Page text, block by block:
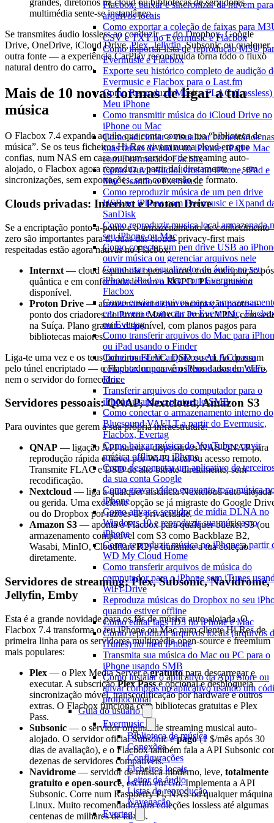
Flacbox: baixar e sincronizar da nuvem para
arquivos locais
Como exportar a coleção de faixas para
CSV e TXT no Evermusic e Flacbox
Como importar lista de reprodução M3U
Evermusic e Flacbox
Exporte seu histórico completo de audição
Evermusic e Flacbox para o Last.fm
Como Reproduzir Música FLAC (Lossless)
Meu iPhone
Como transmitir música do iCloud Drive no
iPhone ou Mac
Como adicionar e visualizar comentários nas
suas faixas de áudio no iPhone, iPad e Mac
com Evermusic e Flacbox
Como Ouvir Audiolivros no iPhone, iPad e
Mac Usando o Evermusic
Como reproduzir música de um pen drive
USB no iPhone com Evermusic e iXpand
SanDisk
Como reproduzir musica local armazenada
seu iPhone ou Mac
Como conectar um pen drive USB ao
ouvir música ou gerenciar arquivos nele
Como usar o equalizador de áudio no seu
iPhone, iPad ou Mac com Evermusic e
Flacbox
Como enviar arquivos para o
em nuvem e conectar ao Evermusic,
ou Evertag
Como transferir arquivos do Mac para
ou iPad usando o Finder
Como transferir arquivos sem fio de um
computador para um iPhone usando WiFi-
Drive
Transferir arquivos do computador para o
iPhone usando o protocolo SMB
Como conectar o armazenamento interno do
Bluesound VAULT a partir do Evermusic,
Flacbox, Evertag
Como baixar música do YouTube e ouvir
música offline no iPhone
Como desconectar um aplicativo de
da sua conta Google
Como gravar vídeo enquanto toca música
iPhone
Como ativar o servidor de mídia DLNA no
Windows 10 e reproduzir sua música no
iPhone
Como reproduzir música no iPhone a partir
WD My Cloud Home
Como transferir arquivos de música do
computador para o iPhone sem iTunes
WiFi-Drive
Reproduza músicas do Dropbox no seu
quando estiver offline
Como editar tags ID3 no iPhone e Mac
Como reproduzir arquivos locais (arquivos
iTunes) no meu iPhone
Transmita sua música do Mac ou PC para o
iPhone usando SMB
Como instalar o aplicativo da App Store ou
ativar compras no aplicativo usando um
promocional
Guia do usuário
Evermusic
Biblioteca de música
Conexões
Configurações
Ficheiros locais
Leitor de áudio
Listas de reprodução
Navegação
Evertag
grandes, diretórios na cloud ou bibliotecas de servidores
multimédia sente-se instantâneo.
Se transmites áudio lossless ao conduzir — do Dropbox, Google
Drive, OneDrive, iCloud Drive,Plex,Jellyfin, Subsonic ou qualquer
outra fonte — a experiência CarPlay reconstruída torna todo o fluxo
natural dentro do carro.
Mais de 10 novas formas de ligar a tua
música
O Flacbox 7.4 expande aquilo que conta como a tua “biblioteca de
música”. Se os teus ficheiros Hi-Res vivem numa cloud em que
confias, num NAS em casa ou num servidor de streaming auto-
alojado, o Flacbox agora reproduz a partir daí diretamente — sem
sincronizações, sem exportações, sem conversão de formato.
Clouds privadas: Internxt e Proton Drive
Se a encriptação ponto-a-ponto e o armazenamento de conhecimento
zero são importantes para ti, duas das clouds privacy-first mais
respeitadas estão agora nativas no Flacbox:
Internxt — cloud espanhola open-source, com encriptação
quântica e em conformidade com o RGPD. Plano gratuito
disponível.
Proton Drive — armazenamento com encriptação ponto-a-
ponto dos criadores do Proton Mail e do Proton VPN, com
na Suíça. Plano gratuito disponível, com planos pagos para
bibliotecas maiores.
Liga-te uma vez e os teus ficheiros FLAC, DSD ou ALAC passam
pelo túnel encriptado — o Flacbox nunca vê os teus dados em claro,
nem o servidor do fornecedor.
Servidores pessoais: QNAP, Nextcloud, Amazon S3
Para ouvintes que gerem a sua própria infraestrutura:
QNAP — ligação API nativa a dispositivos NAS QNAP para
reprodução rápida e fiável por Wi-Fi local ou acesso remoto.
Transmite FLAC e DSD de alto bitrate diretamente, sem
recodificação.
Nextcloud — liga a qualquer instância Nextcloud auto-alojada
ou gerida. Uma excelente opção se já migraste do Google
ou do Dropbox por razões de privacidade.
Amazon S3 — aponta o Flacbox para qualquer bucket S3 (ou
armazenamento compatível com S3 como Backblaze B2,
Wasabi, MinIO, Cloudflare R2) e transmite a tua coleção
diretamente.
Servidores de streaming: Plex, Subsonic, Navidrome,
Jellyfin, Emby
Esta é a grande novidade para os fãs de música auto-alojada. O
Flacbox 7.4 transforma o teu iPhone ou Mac num cliente Hi-Res de
primeira linha para os servidores multimédia open-source e freemium
mais populares:
Plex — o Plex Media Server égratuito para descarregar e
executar. A subscriçãoPlex Passé opcional e desbloqueia
sincronização móvel, transcodificação por hardware e outros
extras. O Flacbox funciona com bibliotecas gratuitas e Plex
Pass.
Subsonic — o servidor original de streaming musical auto-
alojado. O servidor oficial Subsonic épago(1 $/mês após 30
dias de avaliação), e o Flacbox também fala a API Subsonic
dezenas de servidores compatíveis.
Navidrome — servidor de música moderno, leve, totalmente
gratuito e open-source, escrito em Go. Implementa a API
Subsonic. Corre num Raspberry Pi, NAS ou qualquer máquina
Linux. Muito recomendado para coleções lossless até algumas
centenas de milhares de faixas.